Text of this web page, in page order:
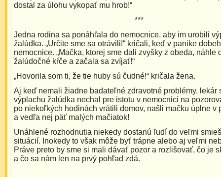
dostal za úlohu vykopať mu hrob!“
***
Jedna rodina sa ponáhľala do nemocnice, aby im urobili
žalúdka. „Určite sme sa otrávili!“ kričali, keď v panike
nemocnice. „Mačka, ktorej sme dali zvyšky z obeda, náhle
žalúdočné kŕče a začala sa zvíjať!“
„Hovorila som ti, že tie huby sú čudné!“ kričala žena.
Aj keď nemali žiadne badateľné zdravotné problémy, lekár
výplachu žalúdka nechal pre istotu v nemocnici na
po niekoľkých hodinách vrátili domov, našli mačku úplne v
a vedľa nej päť malých mačiatok!
Unáhlené rozhodnutia niekedy dostanú ľudí do veľmi
situácií. Inokedy to však môže byť trápne alebo aj veľmi
Práve preto by sme si mali dávať pozor a rozlišovať, čo je
a čo sa nám len na prvý pohľad zdá.